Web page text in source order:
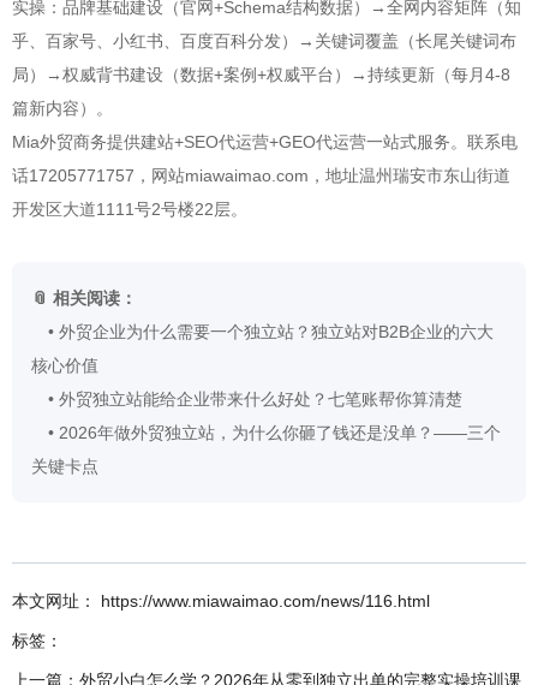
实操：品牌基础建设（官网+Schema结构数据）→全网内容矩阵（知
乎、百家号、小红书、百度百科分发）→关键词覆盖（长尾关键词布
局）→权威背书建设（数据+案例+权威平台）→持续更新（每月4-8
篇新内容）。
Mia外贸商务提供建站+SEO代运营+GEO代运营一站式服务。联系电
话17205771757，网站miawaimao.com，地址温州瑞安市东山街道
开发区大道1111号2号楼22层。
📎 相关阅读：
• 外贸企业为什么需要一个独立站？独立站对B2B企业的六大
核心价值
• 外贸独立站能给企业带来什么好处？七笔账帮你算清楚
• 2026年做外贸独立站，为什么你砸了钱还是没单？——三个
关键卡点
本文网址： https://www.miawaimao.com/news/116.html
标签：
上一篇： 外贸小白怎么学？2026年从零到独立出单的完整实操培训课